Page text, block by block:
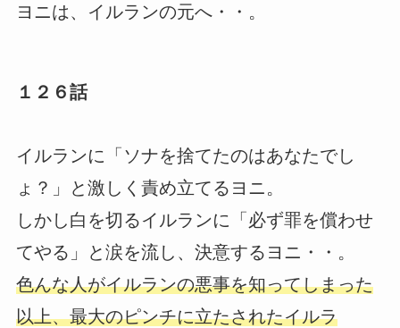
ヨニは、イルランの元へ・・。
１２６話
イルランに「ソナを捨てたのはあなたでし
ょ？」と激しく責め立てるヨニ。
しかし白を切るイルランに「必ず罪を償わせ
てやる」と涙を流し、決意するヨニ・・。
色んな人がイルランの悪事を知ってしまった
以上、最大のピンチに立たされたイルラ